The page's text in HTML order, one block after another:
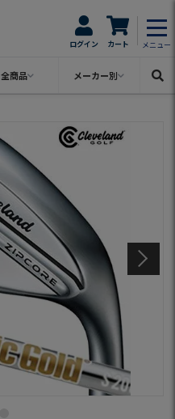
ログイン カート メニュー
全商品 メーカー別